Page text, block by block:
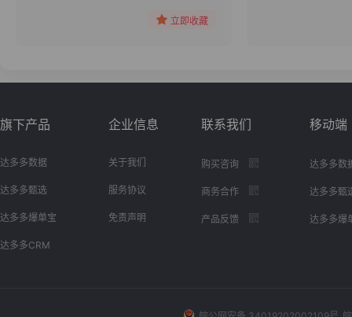
立即收藏
旗下产品
达多多数据
达多多甄选
达多多爆单宝
达多多CRM
企业信息
关于我们
服务协议
免责声明
联系我们
购买咨询
商务合作
产品反馈
移动端
达多多数
达多多甄
达多多爆